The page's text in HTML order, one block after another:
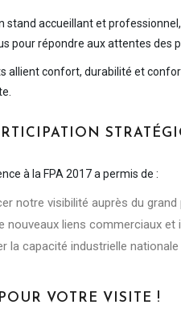
stand accueillant et
pour répondre aux attentes des
allient confort, durabilité et
à la FPA 2017 a permis de :
notre visibilité auprès du
nouveaux liens commerciaux et
la capacité industrielle
VOTRE VISITE !